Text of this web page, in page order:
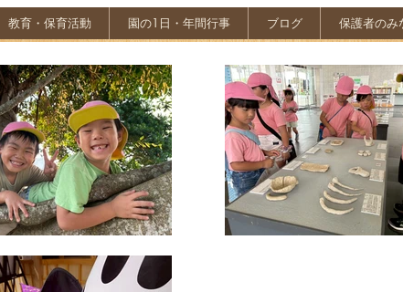
教育・保育活動 園の1日・年間行事 ブログ 保護者のみ